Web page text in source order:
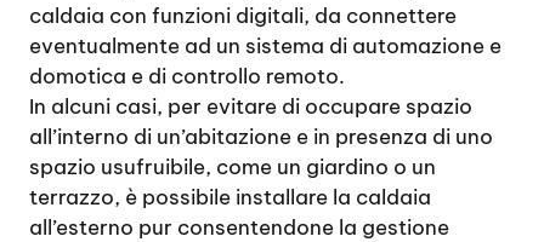
caldaia con funzioni digitali, da connettere
eventualmente ad un sistema di automazione e
domotica e di controllo remoto.
In alcuni casi, per evitare di occupare spazio
all’interno di un’abitazione e in presenza di uno
spazio usufruibile, come un giardino o un
terrazzo, è possibile installare la caldaia
all’esterno pur consentendone la gestione